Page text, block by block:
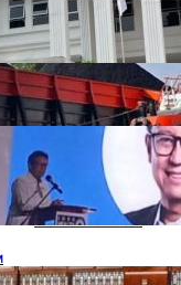
Ajukan Banding
, MINING
Sitaan, Negara
dari Rp 20 Miliar
DOWNSTREAM ,
PETROLEUM
Digitalisasi Alat-
Alat Kesehatan
Dukung
Pertumbuhan